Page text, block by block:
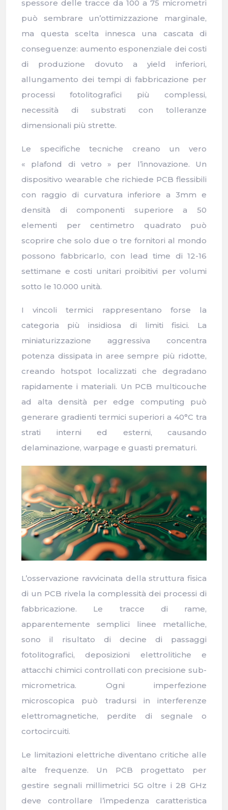
spessore delle tracce da 100 a 75 micrometri
può sembrare un’ottimizzazione marginale,
ma questa scelta innesca una cascata di
conseguenze: aumento esponenziale dei costi
di produzione dovuto a yield inferiori,
allungamento dei tempi di fabbricazione per
processi fotolitografici più complessi,
necessità di substrati con tolleranze
dimensionali più strette.
Le specifiche tecniche creano un vero
« plafond di vetro » per l’innovazione. Un
dispositivo wearable che richiede PCB flessibili
con raggio di curvatura inferiore a 3mm e
densità di componenti superiore a 50
elementi per centimetro quadrato può
scoprire che solo due o tre fornitori al mondo
possono fabbricarlo, con lead time di 12-16
settimane e costi unitari proibitivi per volumi
sotto le 10.000 unità.
I vincoli termici rappresentano forse la
categoria più insidiosa di limiti fisici. La
miniaturizzazione aggressiva concentra
potenza dissipata in aree sempre più ridotte,
creando hotspot localizzati che degradano
rapidamente i materiali. Un PCB multicouche
ad alta densità per edge computing può
generare gradienti termici superiori a 40°C tra
strati interni ed esterni, causando
delaminazione, warpage e guasti prematuri.
L’osservazione ravvicinata della struttura fisica
di un PCB rivela la complessità dei processi di
fabbricazione. Le tracce di rame,
apparentemente semplici linee metalliche,
sono il risultato di decine di passaggi
fotolitografici, deposizioni elettrolitiche e
attacchi chimici controllati con precisione sub-
micrometrica. Ogni imperfezione
microscopica può tradursi in interferenze
elettromagnetiche, perdite di segnale o
cortocircuiti.
Le limitazioni elettriche diventano critiche alle
alte frequenze. Un PCB progettato per
gestire segnali millimetrici 5G oltre i 28 GHz
deve controllare l’impedenza caratteristica